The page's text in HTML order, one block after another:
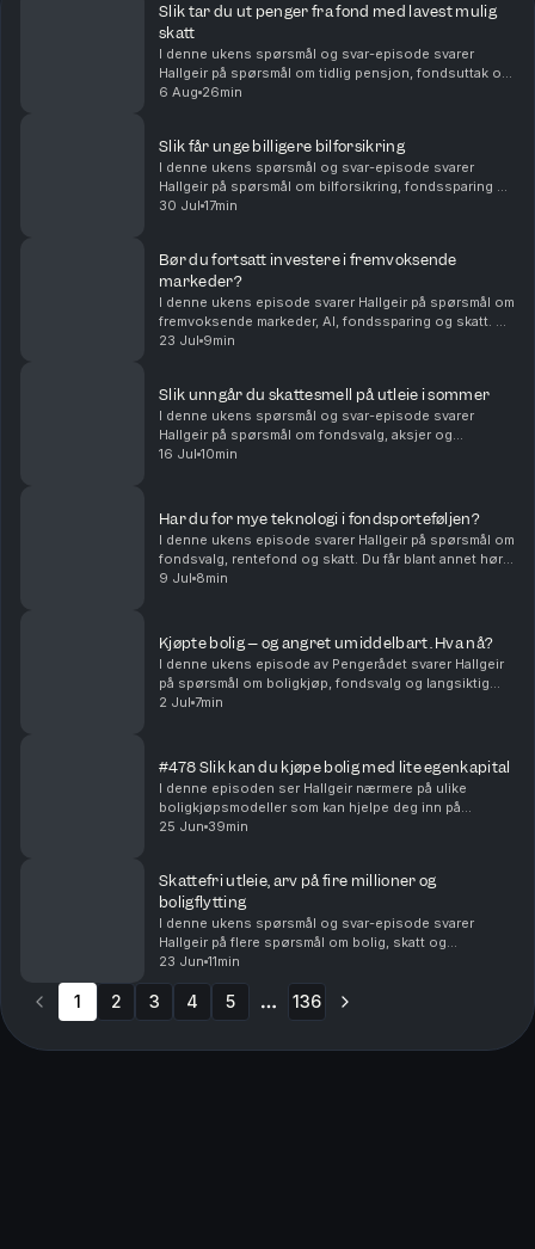
Slik tar du ut penger fra fond med lavest mulig
skatt
I denne ukens spørsmål og svar-episode svarer
Hallgeir på spørsmål om tidlig pensjon, fondsuttak og
langsiktig sparing. Du får blant annet høre om: Hvor
6 Aug 26min
Slik får unge billigere bilforsikring
I denne ukens spørsmål og svar-episode svarer
Hallgeir på spørsmål om bilforsikring, fondssparing og
familieøkonomi. Du får blant annet høre om: Hvordan
30 Jul 17min
Bør du fortsatt investere i fremvoksende
markeder?
I denne ukens episode svarer Hallgeir på spørsmål om
fremvoksende markeder, AI, fondssparing og skatt. Du
får blant annet høre om: • Hvorfor fremvoksende
23 Jul 9min
Slik unngår du skattesmell på utleie i sommer
I denne ukens spørsmål og svar-episode svarer
Hallgeir på spørsmål om fondsvalg, aksjer og
skatteregler for utleie. Du får blant annet høre om: •
16 Jul 10min
Har du for mye teknologi i fondsporteføljen?
I denne ukens episode svarer Hallgeir på spørsmål om
fondsvalg, rentefond og skatt. Du får blant annet høre
om: • Hvordan du kan redusere teknologivekten i
9 Jul 8min
Kjøpte bolig – og angret umiddelbart. Hva nå?
I denne ukens episode av Pengerådet svarer Hallgeir
på spørsmål om boligkjøp, fondsvalg og langsiktig
sparing. Du får blant annet høre om: • Hva du bør gjøre
2 Jul 7min
#478 Slik kan du kjøpe bolig med lite egenkapital
I denne episoden ser Hallgeir nærmere på ulike
boligkjøpsmodeller som kan hjelpe deg inn på
boligmarkedet selv om egenkapitalen er liten – eller
25 Jun 39min
Skattefri utleie, arv på fire millioner og
boligflytting
I denne ukens spørsmål og svar-episode svarer
Hallgeir på flere spørsmål om bolig, skatt og
investeringer. Du får blant annet høre om: • Når utleie
av den andre delen av en tomannsbolig kan bli
skatte...
23 Jun 11min
1 2 3 4 5 136